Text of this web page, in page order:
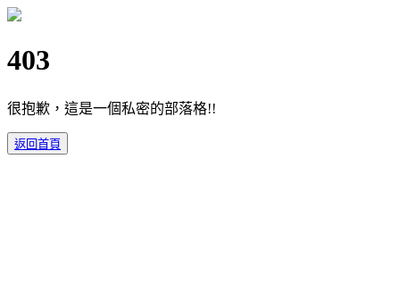
403
很抱歉，這是一個私密的部落格!!
返回首頁